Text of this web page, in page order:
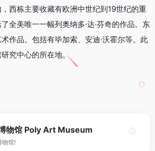
西栋主要收藏有欧洲中世纪到19世纪的重
全美唯一一幅列奥纳多·达·芬奇的作品。东
作品。包括有毕加索、安迪·沃霍尔等。此
究中心的所在地。
物馆 Poly Art Museum
物馆!